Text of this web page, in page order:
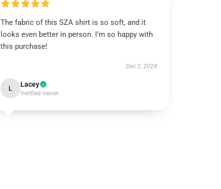
The fabric of this SZA shirt is so soft, and it
looks even better in person. I’m so happy with
this purchase!
Dec 2, 2024
L Lacey
Verified owner